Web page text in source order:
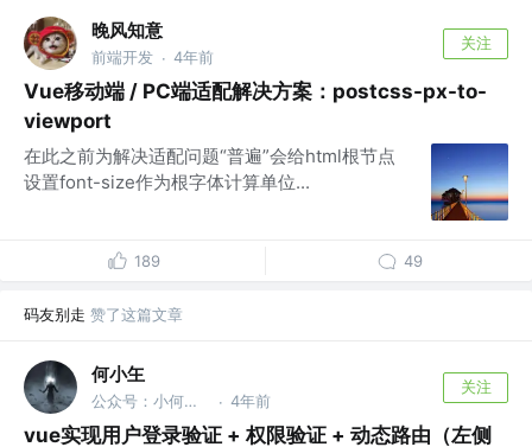
晚风知意
前端开发 · 4年前
关注
Vue移动端 / PC端适配解决方案：postcss-px-to-
viewport
在此之前为解决适配问题“普遍”会给html根节点
设置font-size作为根字体计算单位...
189 49
码友别走 赞了这篇文章
何小玍
公众号：小何成长 · 4年前
关注
vue实现用户登录验证 + 权限验证 + 动态路由（左侧